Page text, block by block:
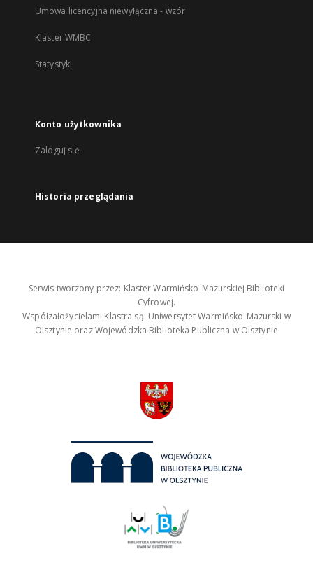
Umowa licencyjna niewyłączna - wzór
Klaster WMBC
Statystyki
Konto użytkownika
Zaloguj się
Historia przeglądania
Serwis tworzony przez: Klaster Warmińsko-Mazurskiej Biblioteki
Cyfrowej.
Współzałożycielami Klastra są: Uniwersytet Warmińsko-Mazurski w
Olsztynie oraz Wojewódzka Biblioteka Publiczna w Olsztynie